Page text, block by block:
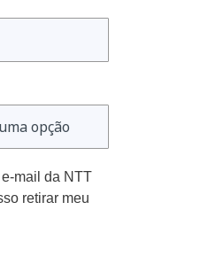
mail da NTT
retirar meu